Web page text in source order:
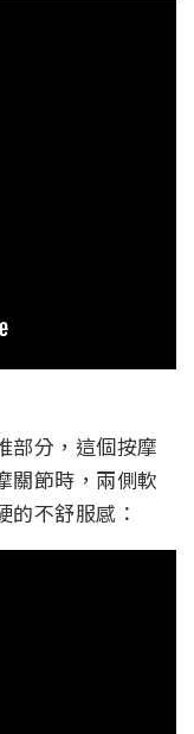
部分，這個按摩
關節時，兩側軟
不舒服感：